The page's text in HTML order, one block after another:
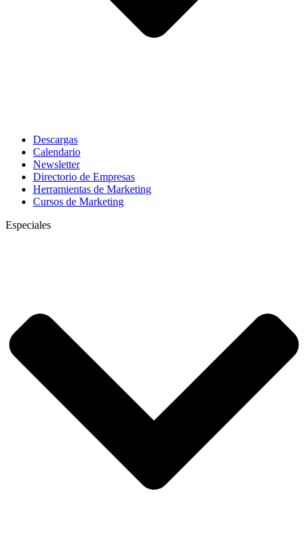
Descargas
Calendario
Newsletter
Directorio de Empresas
Herramientas de Marketing
Cursos de Marketing
Especiales